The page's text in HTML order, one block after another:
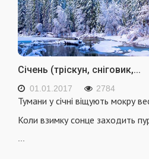
Січень (тріскун, сніговик,...
01.01.2017 2784
Тумани у січні віщують мокру
Коли взимку сонце заходить